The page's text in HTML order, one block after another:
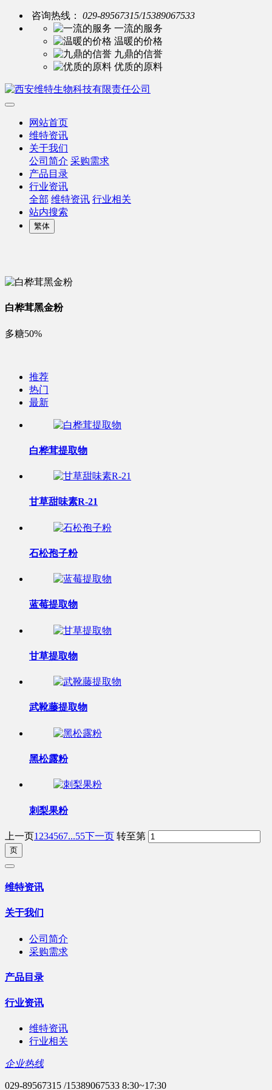
咨询热线：
029-89567315/15389067533
一流的服务
温暖的价格
九鼎的信誉
优质的原料
网站首页
维特资讯
关于我们
公司简介 采购需求
产品目录
行业资讯
全部 维特资讯 行业相关
站内搜索
繁体
白桦茸黑金粉
多糖50%
推荐
热门
最新
白桦茸提取物
甘草甜味素R-21
石松孢子粉
蓝莓提取物
甘草提取物
武靴藤提取物
黑松露粉
刺梨果粉
上一页1 234567...55下一页 转至第
维特资讯
关于我们
公司简介
采购需求
产品目录
行业资讯
维特资讯
行业相关
企业热线
029-89567315 /15389067533 8:30~17:30